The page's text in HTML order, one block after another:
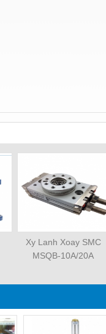
Xy Lanh Xoay SMC
MSQB-10A/20A